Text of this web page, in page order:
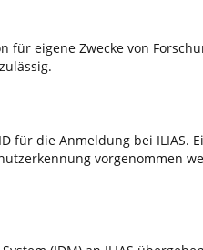
eigene Zwecke von
die Anmeldung bei ILIAS.
vorgenommen